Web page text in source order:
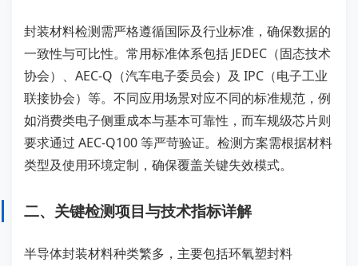
封装材料检测需严格遵循国际及行业标准，确保数据的
一致性与可比性。常用标准体系包括 JEDEC（固态技术
协会）、AEC-Q（汽车电子委员会）及 IPC（电子工业
联接协会）等。不同应用场景对应不同的标准规范，例
如消费类电子侧重成本与基本可靠性，而车规级芯片则
要求通过 AEC-Q100 等严苛验证。检测方案需根据材料
类型及使用环境定制，确保覆盖关键失效模式。
二、关键检测项目与技术指标详解
半导体封装材料种类繁多，主要包括环氧塑封料